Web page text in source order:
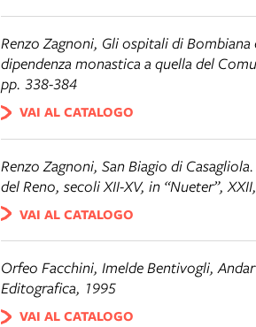
Renzo Zagnoni, Gli ospitali di
dipendenza monastica a quella del
pp. 338-384
VAI AL CATALOGO
Renzo Zagnoni, San Biagio di
del Reno, secoli XII-XV, in “Nueter”,
VAI AL CATALOGO
Orfeo Facchini, Imelde Bentivogli,
Editografica, 1995
VAI AL CATALOGO